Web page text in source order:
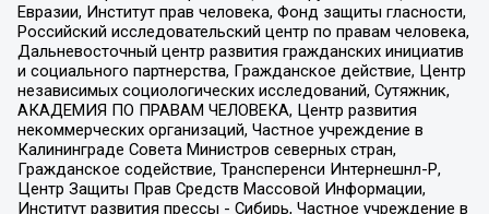
Евразии, Институт прав человека, Фонд защиты гласности,
Российский исследовательский центр по правам человека,
Дальневосточный центр развития гражданских инициатив
и социального партнерства, Гражданское действие, Центр
независимых социологических исследований, Сутяжник,
АКАДЕМИЯ ПО ПРАВАМ ЧЕЛОВЕКА, Центр развития
некоммерческих организаций, Частное учреждение в
Калининграде Совета Министров северных стран,
Гражданское содействие, Трансперенси Интернешнл-Р,
Центр Защиты Прав Средств Массовой Информации,
Институт развития прессы - Сибирь, Частное учреждение в